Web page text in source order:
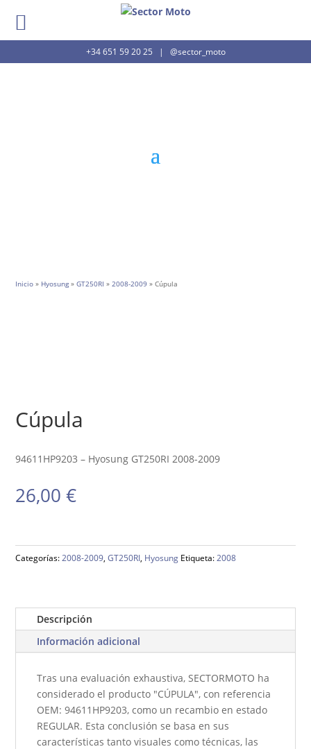
+34 651 59 20 25 | @sector_moto
Inicio » Hyosung »GT250RI »2008-2009 » Cúpula
Cúpula
94611HP9203 – Hyosung GT250RI 2008-2009
26,00€
Categorías:2008-2009,GT250RI, Hyosung Etiqueta:2008
Descripción
Información adicional
Tras una evaluación exhaustiva, SECTORMOTO ha
considerado el producto "CÚPULA", con referencia
OEM: 94611HP9203, como un recambio en estado
REGULAR. Esta conclusión se basa en sus
características tanto visuales como técnicas, las